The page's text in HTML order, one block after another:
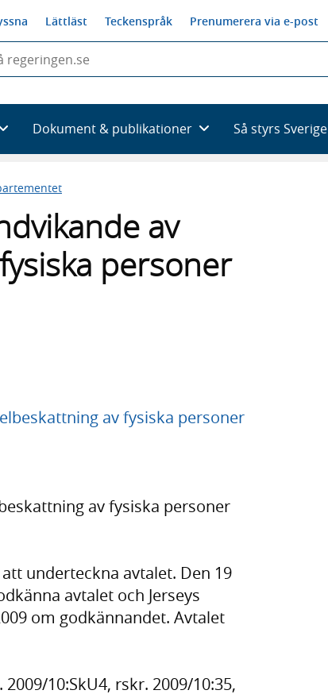
Lättläst Teckenspråk Prenumerera via e-post
Dokument & publikationer Så styrs Sverige
av
personer
av fysiska personer
av fysiska personer
underteckna avtalet. Den 19
avtalet och Jerseys
om godkännandet. Avtalet
10:SkU4, rskr. 2009/10:35,